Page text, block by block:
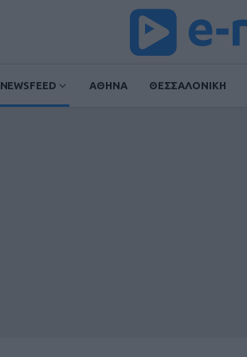
NEWSFEED ΑΘΗΝΑ ΘΕΣΣΑΛΟΝΙΚΗ